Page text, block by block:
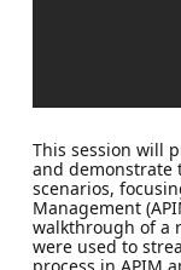
This session will
and demonstrate
scenarios,
Management
walkthrough of a
were used to
process in APIM